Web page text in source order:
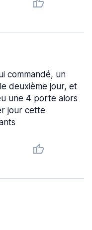
commandé, un
deuxième jour, et
une 4 porte alors
jour cette